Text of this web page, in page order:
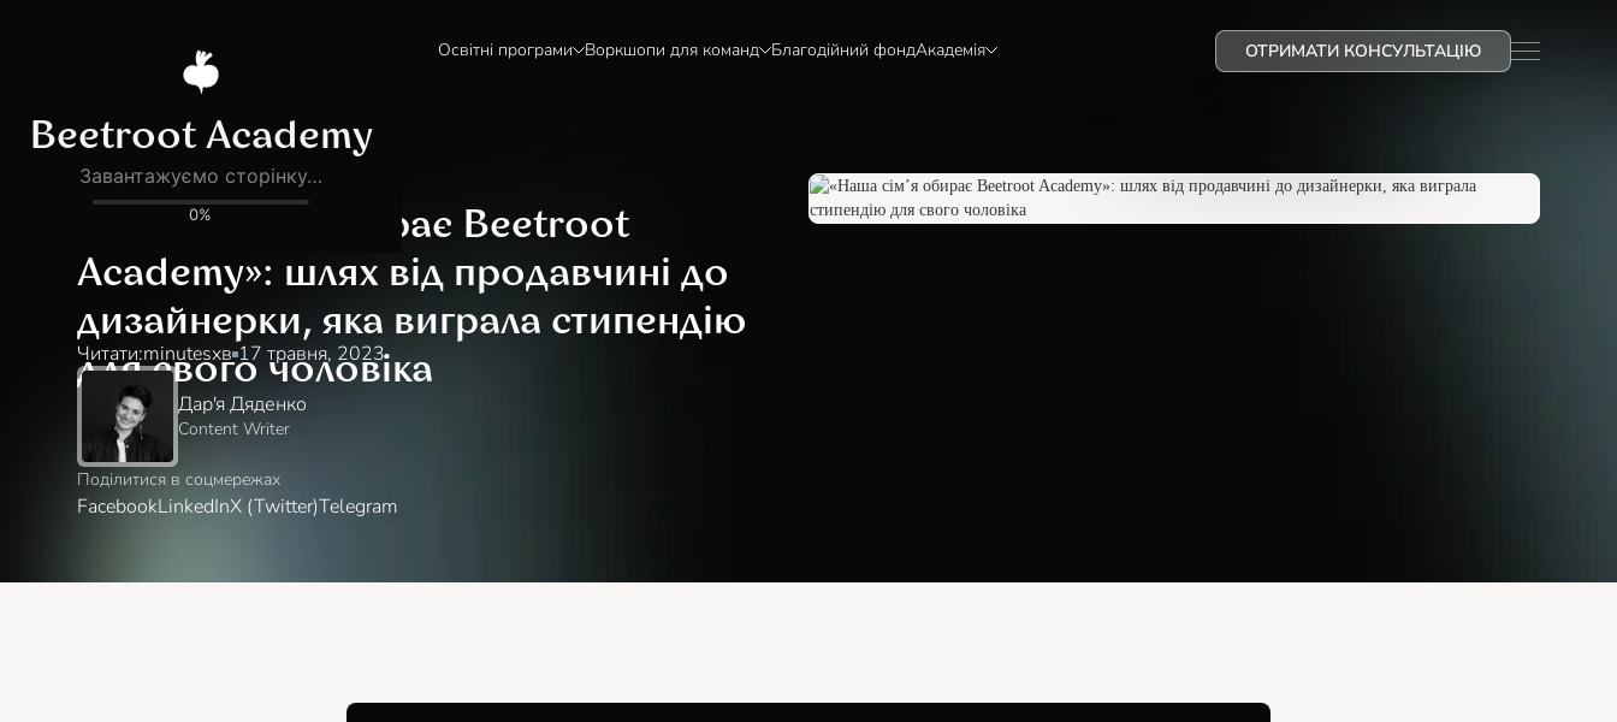
Освітні програми Воркшопи для команд Благодійний фондАкадемія ОТРИМАТИ КОНСУЛЬТАЦІЮ
Блог Історії бурячків
«Наша сім’я обирає Beetroot
Academy»: шлях від продавчині до
дизайнерки, яка виграла стипендію
для свого чоловіка
Читати:minutesхв 17 травня, 2023
Дар'я Дяденко
Content Writer
Поділитися в соцмережах
FacebookLinkedInX (Twitter)Telegram